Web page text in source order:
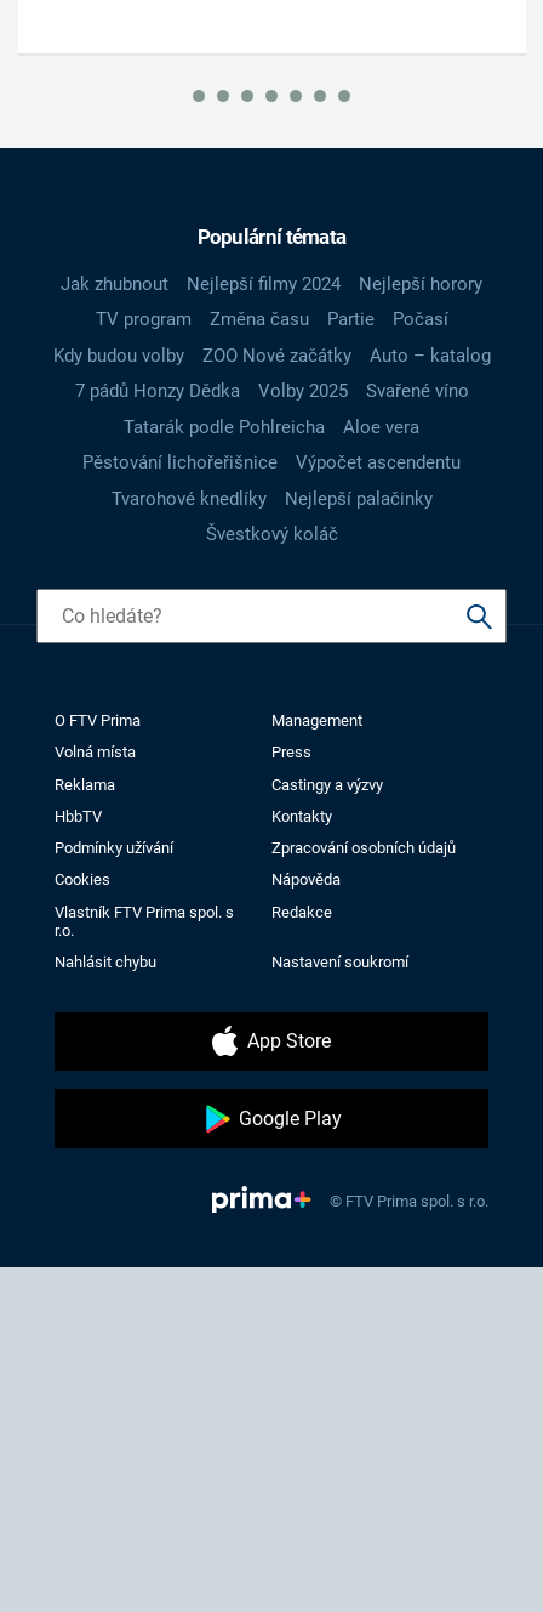
Populární témata
Jak zhubnout Nejlepší filmy 2024
Nejlepší horory
TV program
Změna času Partie
Počasí
Kdy budou volby
ZOO Nové začátky
Auto – katalog
7 pádů Honzy Dědka
Volby 2025
Svařené víno
Tatarák podle Pohlreicha
Aloe vera
Pěstování lichořeřišnice
Výpočet ascendentu
Tvarohové knedlíky
Nejlepší palačinky
Švestkový koláč
O FTV Prima
Management
Volná místa
Press
Reklama
Castingy a výzvy
HbbTV
Kontakty
Podmínky užívání
Zpracování osobních údajů
Cookies
Nápověda
Vlastník FTV Prima spol. s
r.o.
Redakce
Nahlásit chybu Nastavení soukromí
App Store
Google Play
© FTV Prima spol. s r.o.